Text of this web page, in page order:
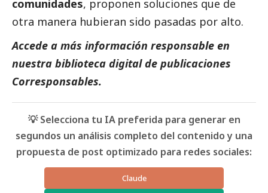
comunidades, proponen soluciones que de
otra manera hubieran sido pasadas por alto.
Accede a más información responsable en
nuestra biblioteca digital de publicaciones
Corresponsables.
💡 Selecciona tu IA preferida para generar en
segundos un análisis completo del contenido y una
propuesta de post optimizado para redes sociales:
Claude